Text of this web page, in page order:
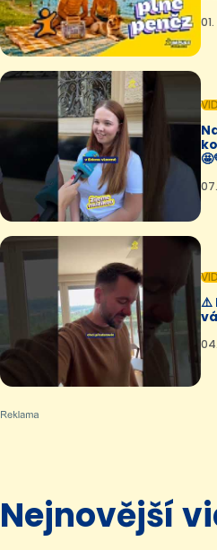
⚠️
Nejnovější